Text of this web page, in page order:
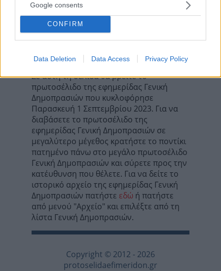
Google consents
CONFIRM
Data Deletion Data Access Privacy Policy
Τα σχόλια έχουν απενεργοποιηθεί για
Σε αυτή τη σελίδα θα βρείτε το
πρωτοσέλιδο της εφημερίδας Γενική
Δημοπρασιών που κυκλοφόρησε
Παρασκευή 1 Σεπτεμβρίου 2023. Για να
διαβάσετε το πρωτοσέλιδο της
εφημερίδας Γενική Δημοπρασιών σε
μεγαλύτερο μέγεθος κρατήστε το ποντίκι
πατημένο πάνω στο μεγάλο πρωτοσέλιδο
Γενική Δημοπρασιών και σύρετε προς την
κατέυθυνση που θέλετε. Για να δείτε το
ιστορικό αρχείο της εφημερίδας Γενική
Δημοπρασιών πατήστε εδώ ή πατήστε
από μενού "Αρχείο" και επιλέξτε από τη
λίστα Γενική Δημοπρασιών.
Copyright © 2012 - 2026
protoselidaefimeridon.gr